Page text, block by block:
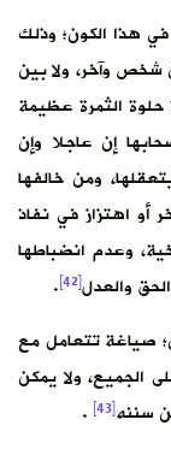
في هذا الكون؛ وذلك
شخص وآخر، ولا بين
حلوة الثمرة عظيمة
إن عاجلا وإن
ومن خالفها
أو اهتزاز في نفاذ
وعدم انضباطها
والعدل[42]
.
صياغة تتعامل مع
الجميع، ولا يمكن
سننه[43]
.